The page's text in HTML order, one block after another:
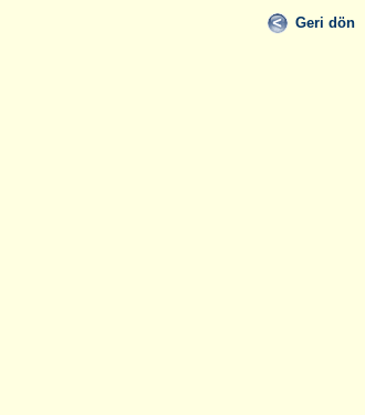
Geri dön